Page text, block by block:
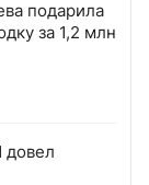
подарила
за 1,2 млн
довел